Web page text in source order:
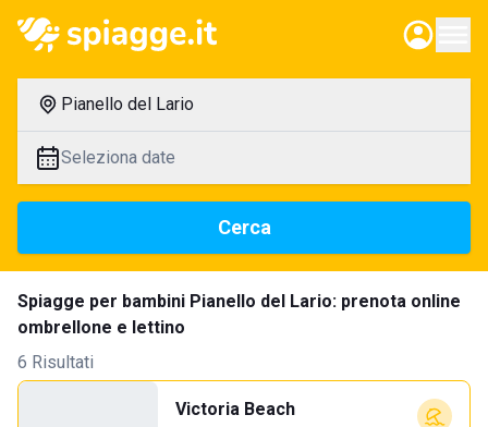
Pianello del Lario
Seleziona date
Cerca
Spiagge per bambini Pianello del Lario: prenota online
ombrellone e lettino
6 Risultati
Victoria Beach